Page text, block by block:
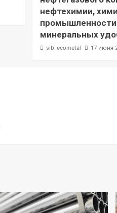
нефтехимии,
промышленности
минеральных
sib_ecometal 17 июня